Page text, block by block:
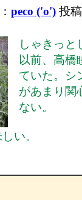
peco ('o')投稿
しゃきっと
以前、高橋
ていた。シ
があまり関
ない。
い。